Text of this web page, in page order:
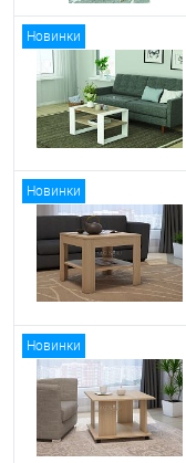
Новинки
Новинки
Новинки